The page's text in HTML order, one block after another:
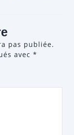
pas publiée.
avec *